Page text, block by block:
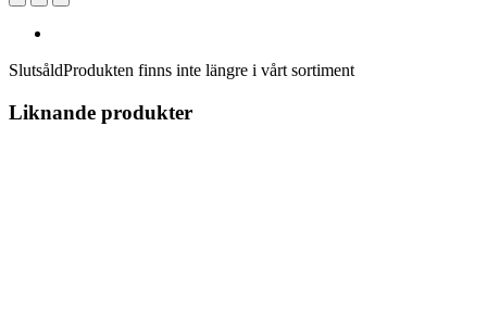
SlutsåldProdukten finns inte längre i vårt sortiment
Liknande produkter